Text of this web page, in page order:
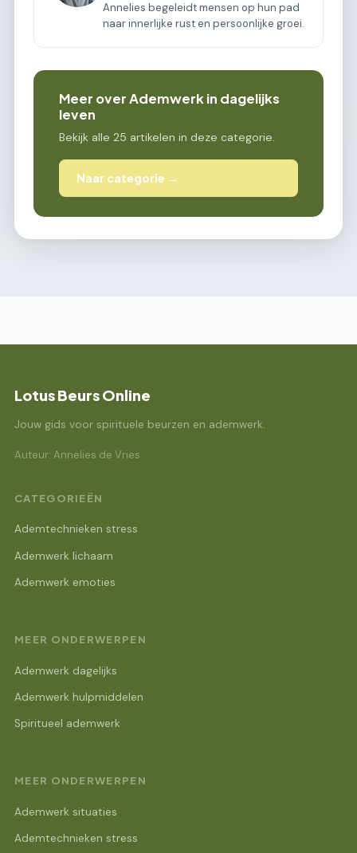
Annelies begeleidt mensen op hun pad
naar innerlijke rust en persoonlijke groei.
Meer over Ademwerk in dagelijks
leven
Bekijk alle 25 artikelen in deze categorie.
Naar categorie →
Lotus Beurs Online
Jouw gids voor spirituele beurzen en ademwerk.
Auteur: Annelies de Vries
CATEGORIEËN
Ademtechnieken stress
Ademwerk lichaam
Ademwerk emoties
MEER ONDERWERPEN
Ademwerk dagelijks
Ademwerk hulpmiddelen
Spiritueel ademwerk
MEER ONDERWERPEN
Ademwerk situaties
Ademtechnieken stress